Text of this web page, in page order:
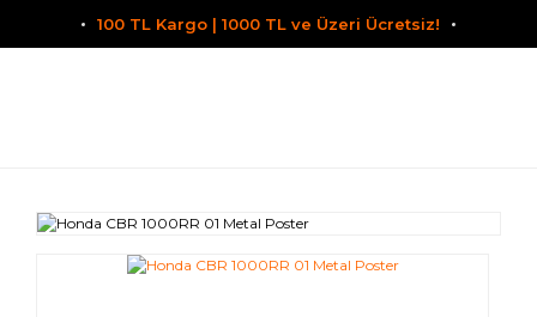
100 TL Kargo | 1000 TL ve Üzeri Ücretsiz!